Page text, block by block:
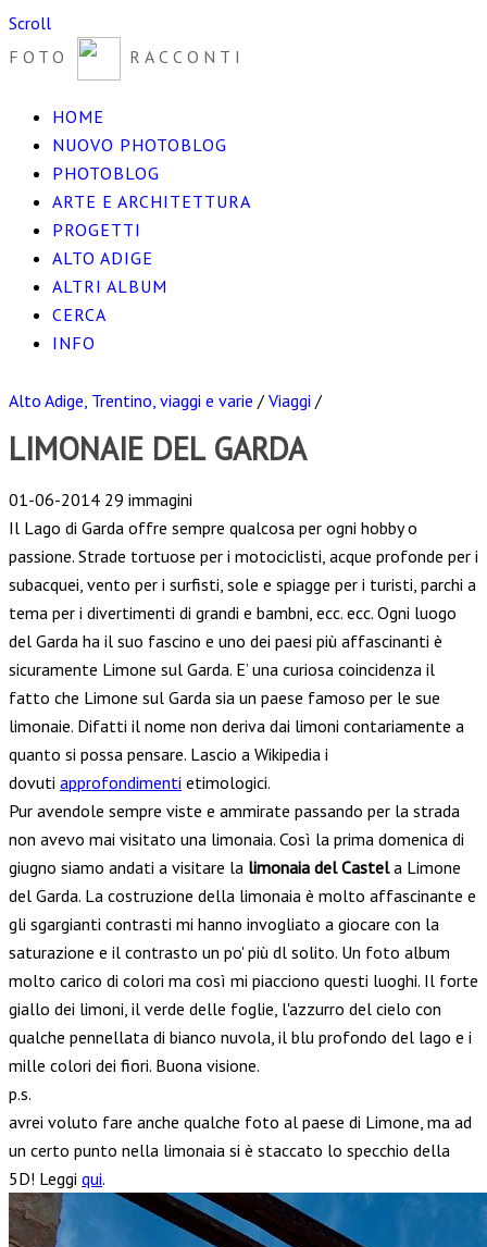
Scroll
FOTO
RACCONTI
HOME
NUOVO PHOTOBLOG
PHOTOBLOG
ARTE E ARCHITETTURA
PROGETTI
ALTO ADIGE
ALTRI ALBUM
CERCA
INFO
Alto Adige, Trentino, viaggi e varie / Viaggi /
LIMONAIE DEL GARDA
01-06-2014 29 immagini
Il Lago di Garda offre sempre qualcosa per ogni hobby o
passione. Strade tortuose per i motociclisti, acque profonde per i
subacquei, vento per i surfisti, sole e spiagge per i turisti, parchi a
tema per i divertimenti di grandi e bambni, ecc. ecc. Ogni luogo
del Garda ha il suo fascino e uno dei paesi più affascinanti è
sicuramente Limone sul Garda. E’ una curiosa coincidenza il
fatto che Limone sul Garda sia un paese famoso per le sue
limonaie. Difatti il nome non deriva dai limoni contariamente a
quanto si possa pensare. Lascio a Wikipedia i
dovuti approfondimenti etimologici.
Pur avendole sempre viste e ammirate passando per la strada
non avevo mai visitato una limonaia. Così la prima domenica di
giugno siamo andati a visitare la limonaia del Castela Limone
del Garda. La costruzione della limonaia è molto affascinante e
gli sgargianti contrasti mi hanno invogliato a giocare con la
saturazione e il contrasto un po' più dl solito. Un foto album
molto carico di colori ma così mi piacciono questi luoghi. Il forte
giallo dei limoni, il verde delle foglie, l'azzurro del cielo con
qualche pennellata di bianco nuvola, il blu profondo del lago e i
mille colori dei fiori. Buona visione.
p.s.
avrei voluto fare anche qualche foto al paese di Limone, ma ad
un certo punto nella limonaia si è staccato lo specchio della
5D! Leggi qui.